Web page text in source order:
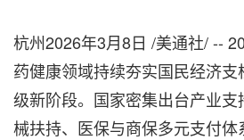
杭州2026年3月8日 /美通社/ --
药健康领域持续夯实国民经济
级新阶段。国家密集出台产业
械扶持、医保与商保多元支付